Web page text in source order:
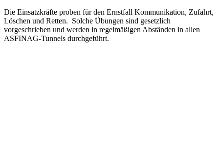
Die Einsatzkräfte proben für den Ernstfall Kommunikation, Zufahrt,
Löschen und Retten. Solche Übungen sind gesetzlich
vorgeschrieben und werden in regelmäßigen Abständen in allen
ASFINAG-Tunnels durchgeführt.